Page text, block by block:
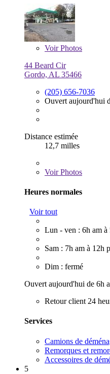
VoirPhotos
44 Beard Cir
Gordo, AL 35466
(205) 656-7036
Ouvert aujourd'hui
Distance estimée
12,7 milles
VoirPhotos
Heures normales
Voir tout
Lun - ven : 6h am à
Sam : 7h am à 12h
Dim : fermé
Ouvert aujourd'hui de 6h
Retour client 24
Services
Camions de
Remorques et
Accessoires de
5